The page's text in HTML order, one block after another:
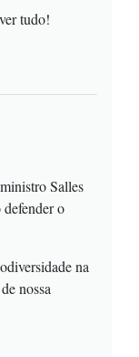
tudo!
Salles
o
na
nossa